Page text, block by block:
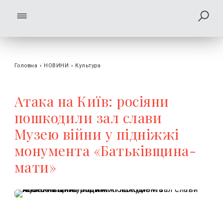
Головна › НОВИНИ › Культура
Атака на Київ: росіяни
пошкодили зал слави
Музею війни у підніжжі
монумента «Батьківщина-
мати»